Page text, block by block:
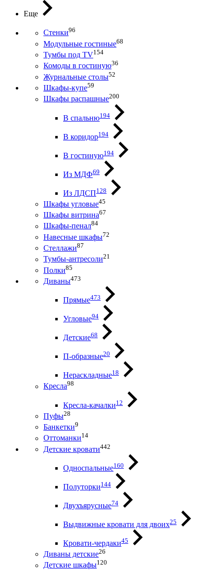
Еще
Стенки96
Модульные гостиные68
Тумбы под ТV154
Комоды в гостиную36
Журнальные столы52
Шкафы-купе59
Шкафы распашные200
В спальню194
В коридор194
В гостиную194
Из МДФ69
Из ЛДСП128
Шкафы угловые45
Шкафы витрина67
Шкафы-пенал84
Навесные шкафы72
Стеллажи87
Тумбы-антресоли21
Полки85
Диваны473
Прямые473
Угловые94
Детские68
П-образные20
Нераскладные18
Кресла98
Кресла-качалки12
Пуфы28
Банкетки9
Оттоманки14
Детские кровати442
Односпальные160
Полуторки144
Двухъярусные74
Выдвижные кровати для двоих25
Кровати-чердаки45
Диваны детские26
Детские шкафы120